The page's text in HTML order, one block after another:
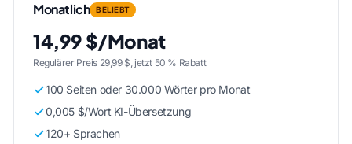
Monatlich BELIEBT
14,99 $/Monat
Regulärer Preis 29,99 $, jetzt 50 % Rabatt
100 Seiten oder 30.000 Wörter pro Monat
0,005 $/Wort KI-Übersetzung
120+ Sprachen